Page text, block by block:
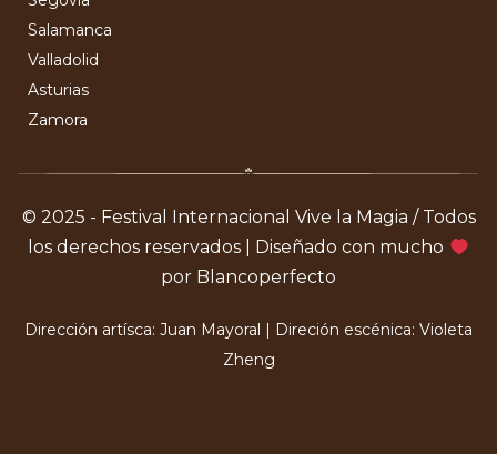
Salamanca
Valladolid
Asturias
Zamora
© 2025 - Festival Internacional Vive la Magia / Todos
los derechos reservados | Diseñado con mucho
por Blancoperfecto
Dirección artísca: Juan Mayoral | Direción escénica: Violeta
Zheng